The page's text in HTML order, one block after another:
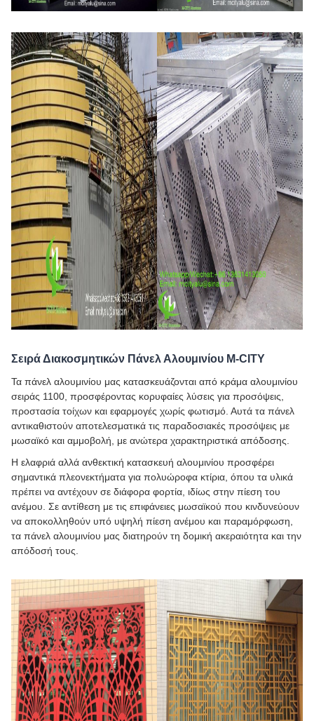
Σειρά Διακοσμητικών Πάνελ Αλουμινίου M-CITY
Τα πάνελ αλουμινίου μας κατασκευάζονται από κράμα αλουμινίου
σειράς 1100, προσφέροντας κορυφαίες λύσεις για προσόψεις,
προστασία τοίχων και εφαρμογές χωρίς φωτισμό. Αυτά τα πάνελ
αντικαθιστούν αποτελεσματικά τις παραδοσιακές προσόψεις με
μωσαϊκό και αμμοβολή, με ανώτερα χαρακτηριστικά απόδοσης.
Η ελαφριά αλλά ανθεκτική κατασκευή αλουμινίου προσφέρει
σημαντικά πλεονεκτήματα για πολυώροφα κτίρια, όπου τα υλικά
πρέπει να αντέχουν σε διάφορα φορτία, ιδίως στην πίεση του
ανέμου. Σε αντίθεση με τις επιφάνειες μωσαϊκού που κινδυνεύουν
να αποκολληθούν υπό υψηλή πίεση ανέμου και παραμόρφωση,
τα πάνελ αλουμινίου μας διατηρούν τη δομική ακεραιότητα και την
απόδοσή τους.